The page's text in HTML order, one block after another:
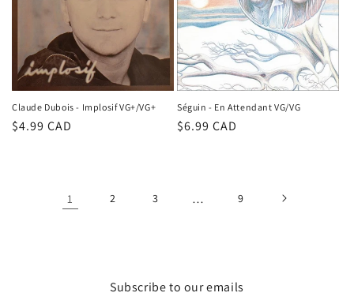
Claude Dubois - Implosif VG+/VG+
Prix
$4.99 CAD
Séguin - En Attendant VG/VG
Prix
$6.99 CAD
1 2 3 … 9
Subscribe to our emails